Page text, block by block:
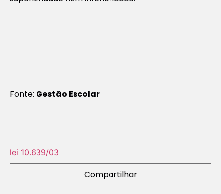
Fonte: Gestão Escolar
lei 10.639/03
Compartilhar